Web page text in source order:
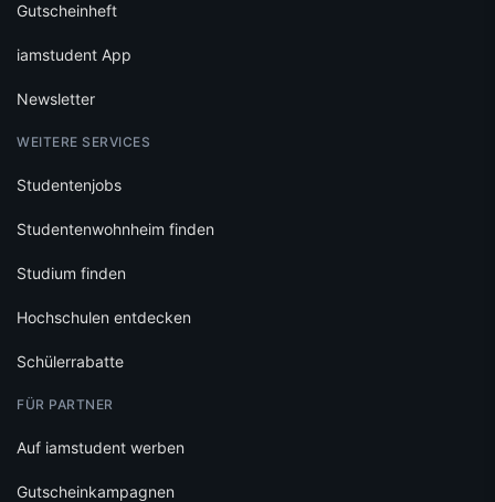
Gutscheinheft
iamstudent App
Newsletter
WEITERE SERVICES
Studentenjobs
Studentenwohnheim finden
Studium finden
Hochschulen entdecken
Schülerrabatte
FÜR PARTNER
Auf iamstudent werben
Gutscheinkampagnen